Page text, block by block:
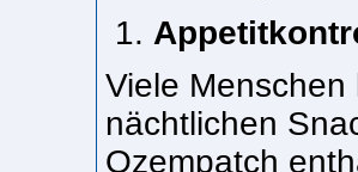
Viele
nächtlichen
Ozempatch